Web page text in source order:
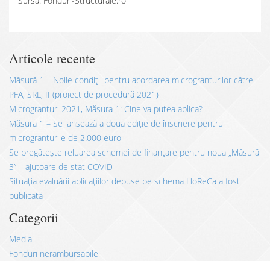
Articole recente
Măsură 1 – Noile condiții pentru acordarea microgranturilor către
PFA, SRL, II (proiect de procedură 2021)
Microgranturi 2021, Măsura 1: Cine va putea aplica?
Măsura 1 – Se lansează a doua ediție de înscriere pentru
microgranturile de 2.000 euro
Se pregătește reluarea schemei de finanțare pentru noua „Măsură
3” – ajutoare de stat COVID
Situația evaluării aplicațiilor depuse pe schema HoReCa a fost
publicată
Categorii
Media
Fonduri nerambursabile